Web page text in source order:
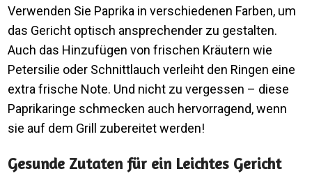
Verwenden Sie Paprika in verschiedenen Farben, um
das Gericht optisch ansprechender zu gestalten.
Auch das Hinzufügen von frischen Kräutern wie
Petersilie oder Schnittlauch verleiht den Ringen eine
extra frische Note. Und nicht zu vergessen – diese
Paprikaringe schmecken auch hervorragend, wenn
sie auf dem Grill zubereitet werden!
Gesunde Zutaten für ein Leichtes Gericht